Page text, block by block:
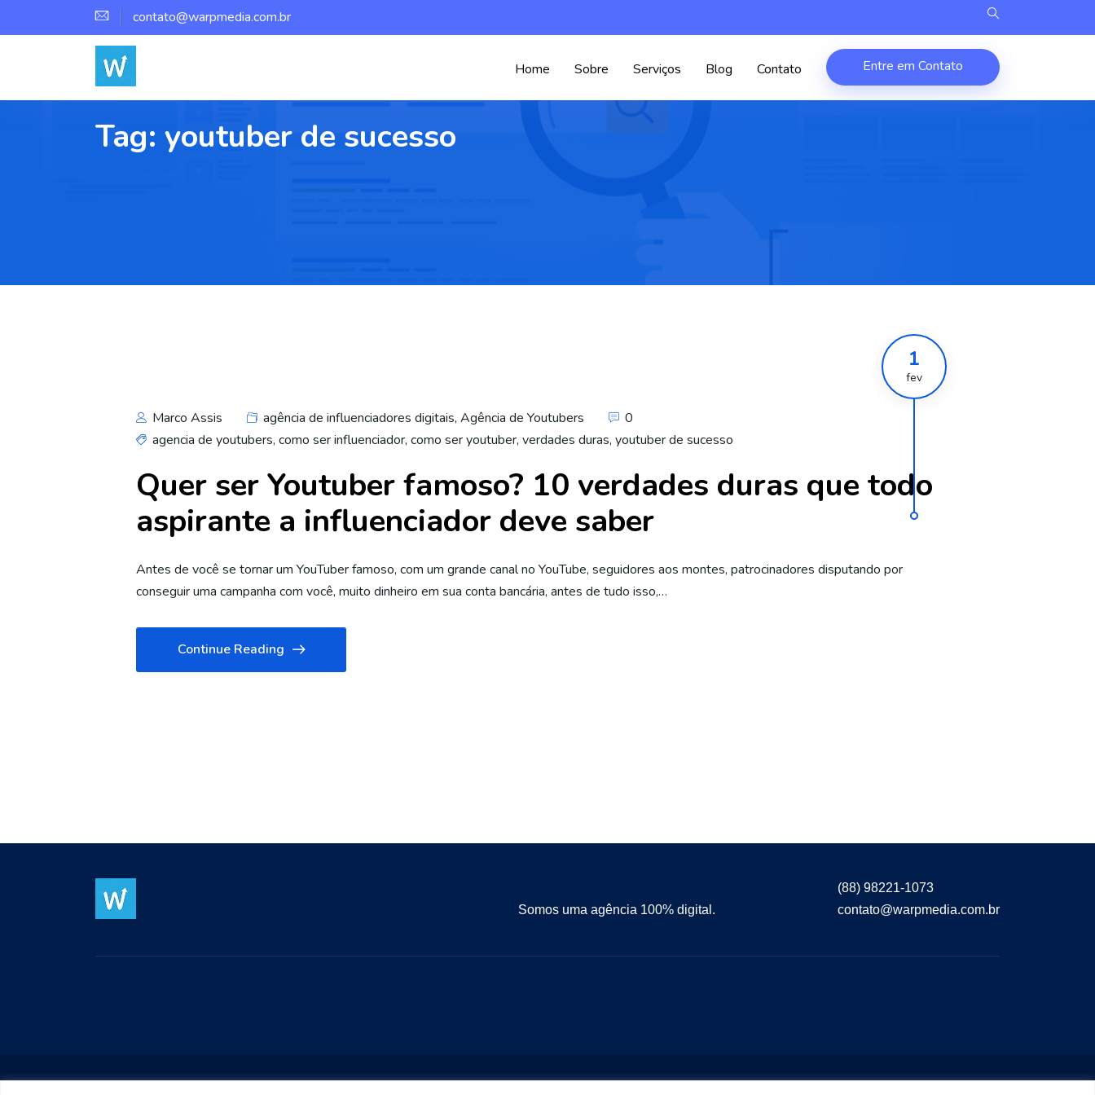
contato@warpmedia.com.br
Home Sobre Serviços Blog Contato Entre em Contato
Tag: youtuber de sucesso
Marco Assis agência de influenciadores digitais, Agência de Youtubers 0
1
fev
agencia de youtubers, como ser influenciador, como ser youtuber, verdades duras, youtuber de sucesso
Quer ser Youtuber famoso? 10 verdades duras que todo
aspirante a influenciador deve saber
Antes de você se tornar um YouTuber famoso, com um grande canal no YouTube, seguidores aos montes, patrocinadores disputando por
conseguir uma campanha com você, muito dinheiro em sua conta bancária, antes de tudo isso,…
Continue Reading
Somos uma agência 100% digital.
(88) 98221-1073
contato@warpmedia.com.br